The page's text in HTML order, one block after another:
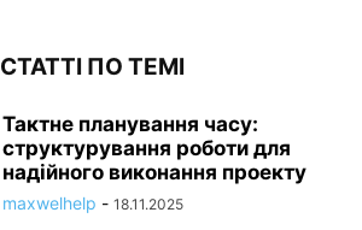
СТАТТІ ПО ТЕМІ
Тактне планування часу:
структурування роботи для
надійного виконання проекту
maxwelhelp - 18.11.2025